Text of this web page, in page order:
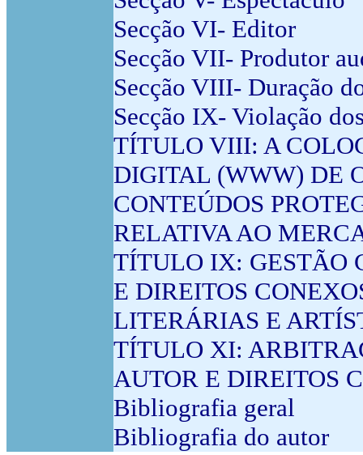
Secção VI- Editor
Secção VII- Produtor
Secção VIII- Duração
Secção IX- Violação
TÍTULO VIII: A
DIGITAL (WWW) DE
CONTEÚDOS
RELATIVA AO
TÍTULO IX: GESTÃO
E DIREITOS
LITERÁRIAS E
TÍTULO XI:
AUTOR E DIREITOS
Bibliografia geral
Bibliografia do autor